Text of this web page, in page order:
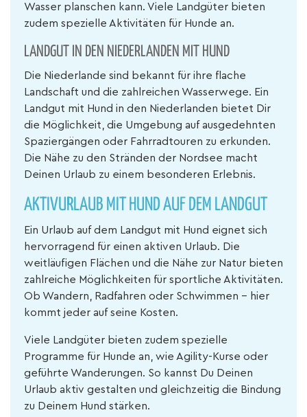
Wasser planschen kann. Viele Landgüter bieten
zudem spezielle Aktivitäten für Hunde an.
LANDGUT IN DEN NIEDERLANDEN MIT HUND
Die Niederlande sind bekannt für ihre flache
Landschaft und die zahlreichen Wasserwege. Ein
Landgut mit Hund in den Niederlanden bietet Dir
die Möglichkeit, die Umgebung auf ausgedehnten
Spaziergängen oder Fahrradtouren zu erkunden.
Die Nähe zu den Stränden der Nordsee macht
Deinen Urlaub zu einem besonderen Erlebnis.
AKTIVURLAUB MIT HUND AUF DEM LANDGUT
Ein Urlaub auf dem Landgut mit Hund eignet sich
hervorragend für einen aktiven Urlaub. Die
weitläufigen Flächen und die Nähe zur Natur bieten
zahlreiche Möglichkeiten für sportliche Aktivitäten.
Ob Wandern, Radfahren oder Schwimmen – hier
kommt jeder auf seine Kosten.
Viele Landgüter bieten zudem spezielle
Programme für Hunde an, wie Agility-Kurse oder
geführte Wanderungen. So kannst Du Deinen
Urlaub aktiv gestalten und gleichzeitig die Bindung
zu Deinem Hund stärken.